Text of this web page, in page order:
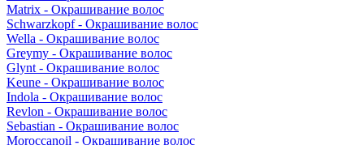
Matrix - Окрашивание волос
Schwarzkopf - Окрашивание волос
Wella - Окрашивание волос
Greymy - Окрашивание волос
Glynt - Окрашивание волос
Keune - Окрашивание волос
Indola - Окрашивание волос
Revlon - Окрашивание волос
Sebastian - Окрашивание волос
Moroccanoil - Окрашивание волос